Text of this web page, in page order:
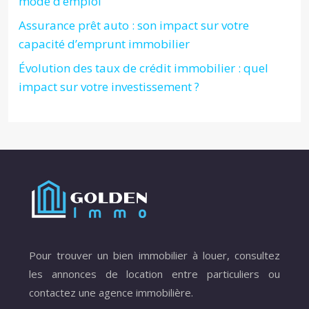
Assurance prêt auto : son impact sur votre
capacité d’emprunt immobilier
Évolution des taux de crédit immobilier : quel
impact sur votre investissement ?
Pour trouver un bien immobilier à louer, consultez
les annonces de location entre particuliers ou
contactez une agence immobilière.